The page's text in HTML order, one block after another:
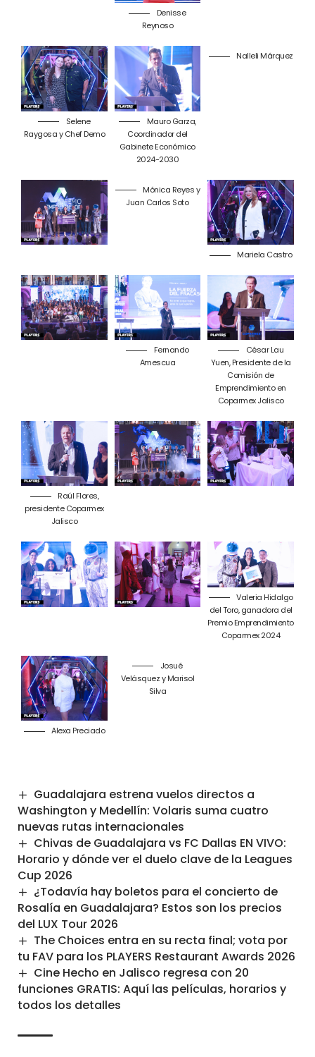
Denisse
Reynoso
Selene
Raygosa y Chef Demo
Mauro Garza,
Coordinador del
Gabinete Económico
2024-2030
Nalleli Márquez
Mónica Reyes y
Juan Carlos Soto
Mariela Castro
Fernando
Amescua
César Lau
Yuen, Presidente de la
Comisión de
Emprendimiento en
Coparmex Jalisco
Raúl Flores,
presidente Coparmex
Jalisco
Valeria Hidalgo
del Toro, ganadora del
Premio Emprendimiento
Coparmex 2024
Alexa Preciado
Josué
Velásquez y Marisol
Silva
Guadalajara estrena vuelos directos a
Washington y Medellín: Volaris suma cuatro
nuevas rutas internacionales
Chivas de Guadalajara vs FC Dallas EN VIVO:
Horario y dónde ver el duelo clave de la Leagues
Cup 2026
¿Todavía hay boletos para el concierto de
Rosalía en Guadalajara? Estos son los precios
del LUX Tour 2026
The Choices entra en su recta final; vota por
tu FAV para los PLAYERS Restaurant Awards 2026
Cine Hecho en Jalisco regresa con 20
funciones GRATIS: Aquí las películas, horarios y
todos los detalles